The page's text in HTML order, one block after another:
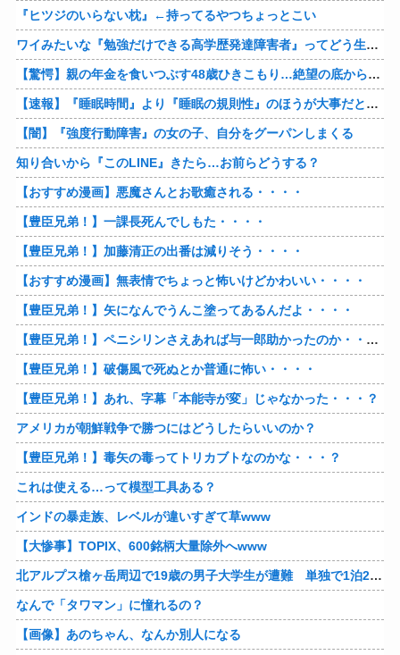
『ヒツジのいらない枕』←持ってるやつちょっとこい
ワイみたいな『勉強だけできる高学歴発達障害者』ってどう生きたらいいんや？
【驚愕】親の年金を食いつぶす48歳ひきこもり…絶望の底から家族を救ったのは『障害基礎年金』だった
【速報】『睡眠時間』より『睡眠の規則性』のほうが大事だと判明
【闇】『強度行動障害』の女の子、自分をグーパンしまくる
知り合いから『このLINE』きたら…お前らどうする？
【おすすめ漫画】悪魔さんとお歌癒される・・・・
【豊臣兄弟！】一課長死んでしもた・・・・
【豊臣兄弟！】加藤清正の出番は減りそう・・・・
【おすすめ漫画】無表情でちょっと怖いけどかわいい・・・・
【豊臣兄弟！】矢になんでうんこ塗ってあるんだよ・・・・
【豊臣兄弟！】ペニシリンさえあれば与一郎助かったのか・・・？
【豊臣兄弟！】破傷風で死ぬとか普通に怖い・・・・
【豊臣兄弟！】あれ、字幕「本能寺が変」じゃなかった・・・？
アメリカが朝鮮戦争で勝つにはどうしたらいいのか？
【豊臣兄弟！】毒矢の毒ってトリカブトなのかな・・・？
これは使える…って模型工具ある？
インドの暴走族、レベルが違いすぎて草www
【大惨事】TOPIX、600銘柄大量除外へwww
北アルプス槍ヶ岳周辺で19歳の男子大学生が遭難 単独で1泊2日の予定で入山も連絡取れず 警察が9日以降捜索予定
なんで「タワマン」に憧れるの？
【画像】あのちゃん、なんか別人になる